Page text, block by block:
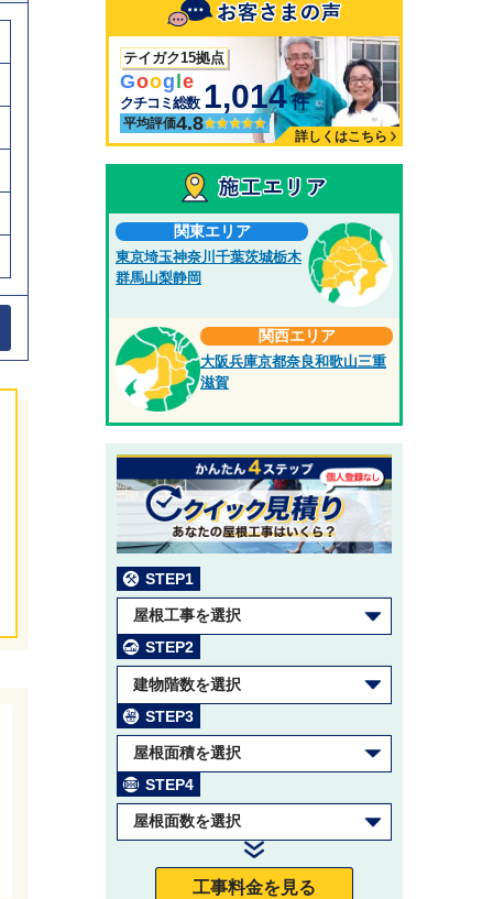
テイガク15拠点
Goog le
クチコミ総数 1,014 件
平均評価4.8
詳しくはこちら
関東エリア
東京埼玉神奈川 千葉茨城栃木
群馬山梨静岡
関西エリア
大阪兵庫京都奈良和歌山三重
滋賀
STEP1
屋根工事を選択
STEP2
建物階数を選択
STEP3
屋根面積を選択
STEP4
屋根面数を選択
工事料金を見る